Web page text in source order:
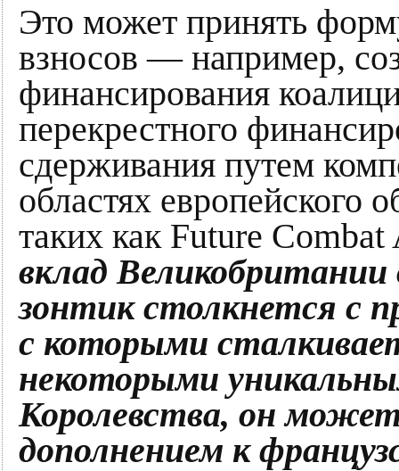
Это может принять
взносов — например,
финансирования
перекрестного
сдерживания путем
областях европейского
таких как Future
вклад Великобритании
зонтик столкнется с
с которыми
некоторыми
Королевства, он
дополнением к